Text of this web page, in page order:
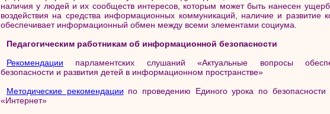
наличия у людей и их сообществ интересов, которым может быть нанесен
воздействия на средства информационных коммуникаций, наличие и развитие
обеспечивает информационный обмен между всеми элементами социума.
Педагогическим работникам об информационной безопасности
Рекомендации парламентских слушаний «Актуальные вопросы
безопасности и развития детей в информационном пространстве»
Методические рекомендации по проведению Единого урока по безопасности
«Интернет»